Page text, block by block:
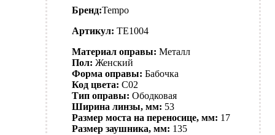
Бренд:Tempo
Артикул: TE1004
Материал оправы: Металл
Пол: Женский
Форма оправы: Бабочка
Код цвета: C02
Тип оправы: Ободковая
Ширина линзы, мм: 53
Размер моста на переносице, мм: 17
Размер заушника, мм: 135